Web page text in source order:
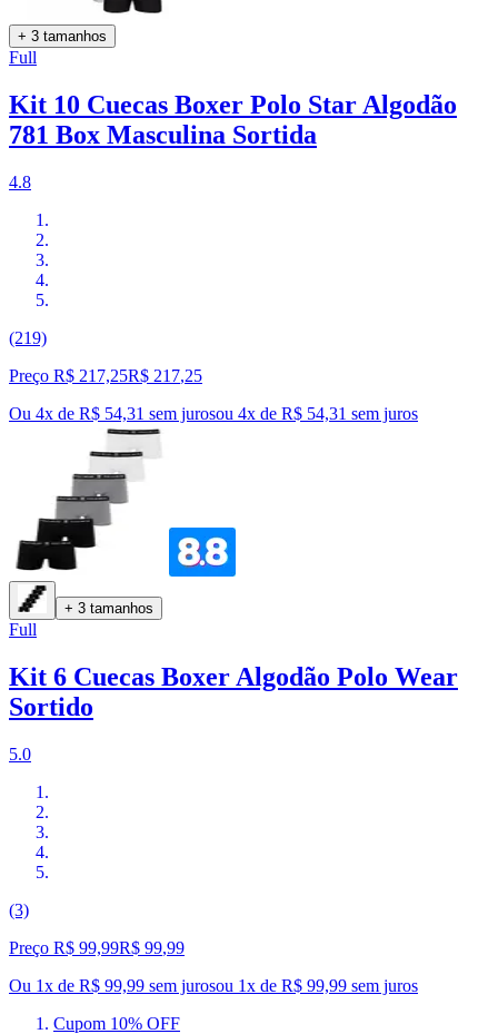
+ 3 tamanhos
Full
Kit 10 Cuecas Boxer Polo Star Algodão
781 Box Masculina Sortida
4.8
(219)
Preço R$ 217,25R$ 217,25
Ou 4x de R$ 54,31 sem jurosou 4x de R$ 54,31 sem juros
+ 3 tamanhos
Full
Kit 6 Cuecas Boxer Algodão Polo Wear
Sortido
5.0
(3)
Preço R$ 99,99R$ 99,99
Ou 1x de R$ 99,99 sem jurosou 1x de R$ 99,99 sem juros
Cupom 10% OFF